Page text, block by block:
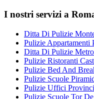
I nostri servizi a
Ditta Di Pulizie
Pulizie Appartamenti
Ditta Di Pulizie
Pulizie Ristoranti
Pulizie Bed And
Pulizie Scuole
Pulizie Uffici
Pulizie Scuole Tor